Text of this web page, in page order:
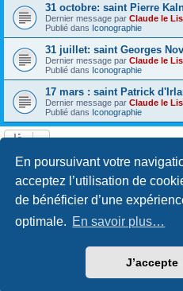
En poursuivant votre
acceptez l’utilisation de
de bénéficier d’une
optimale. En savoir plus…
J’accepte
31 octobre: saint Pierre
Dernier message par Claude le
Publié dans Iconographie
31 juillet: saint Georges
Dernier message par Claude le
Publié dans Iconographie
17 mars : saint Patrick
Dernier message par Claude le
Publié dans Iconographie
Page1sur20
3
phpBB®